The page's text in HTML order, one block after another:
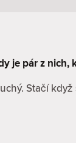
je pár z
Stačí když